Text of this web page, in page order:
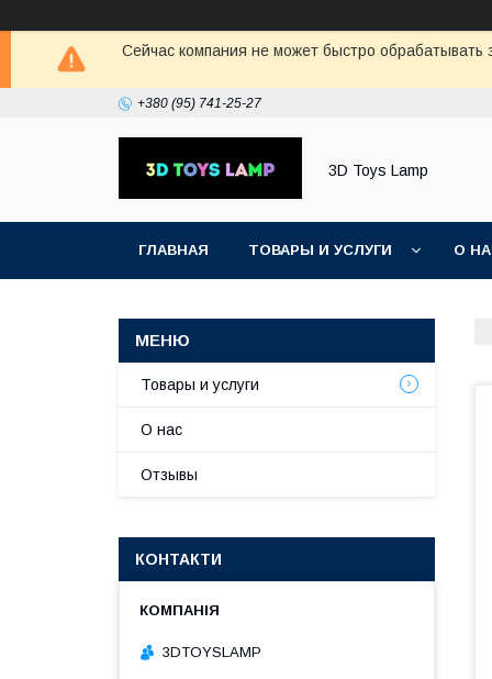
Сейчас компания не может быстро
+380 (95) 741-25-27
3D Toys Lamp
ГЛАВНАЯ ТОВАРЫ И УСЛУГИ О
Товары и услуги
О нас
Отзывы
КОНТАКТИ
3DTOYSLAMP